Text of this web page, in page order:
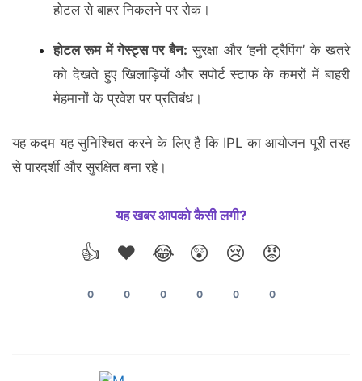
होटल से बाहर निकलने पर रोक।
होटल रूम में गेस्ट्स पर बैन: सुरक्षा और ‘हनी ट्रैपिंग’ के खतरे
को देखते हुए खिलाड़ियों और सपोर्ट स्टाफ के कमरों में बाहरी
मेहमानों के प्रवेश पर प्रतिबंध।
यह कदम यह सुनिश्चित करने के लिए है कि IPL का आयोजन पूरी तरह
से पारदर्शी और सुरक्षित बना रहे।
यह खबर आपको कैसी लगी?
👍
0
❤️
0
😂
0
😲
0
😢
0
😡
0